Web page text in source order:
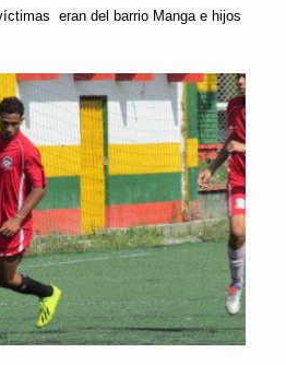
eran del barrio Manga e hijos